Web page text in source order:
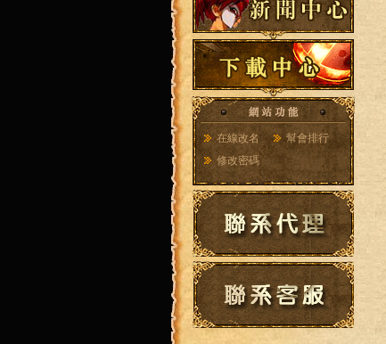
在線改名
幫會排行
修改密碼